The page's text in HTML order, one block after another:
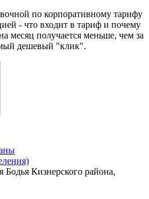
по корпоративному тарифу
- что входит в тариф и почему
месяц получается меньше, чем за
дешевый "клик".
Бодья Кизнерского района,